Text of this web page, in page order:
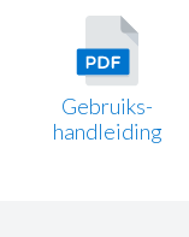
Gebruiks-
handleiding